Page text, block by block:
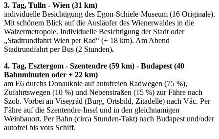
3. Tag, Tulln - Wien (31 km)
individuelle Besichtigung des Egon-Schiele-Museum (16 Originale).
Mit schönem Blick auf die Ausläufer des Wienerwaldes in die
Walzermetropole. Individuelle Besichtigung der Stadt oder
„Stadtrundfahrt Wien per Rad“ (+ 18 km). Am Abend
Stadtrundfahrt per Bus (2 Stunden).
4. Tag, Esztergom - Szentendre (59 km) - Budapest (40
Bahnminuten oder + 22 km)
am E6 durchs Donauknie auf autofreien Radwegen (75 %),
Zufahrtswegen (10 %) und Nebenstraßen (15 %) zur Fähre nach
Szob. Vorbei an Visegrád (Burg, Ortsbild, Zitadelle) nach Vác. Per
Fähre auf die Szentendre-Insel und in den gleichnamigen
Weinbauort. Per Bahn (circa Stunden-Takt) nach Budapest und/oder
autofrei bis vors Schiff.